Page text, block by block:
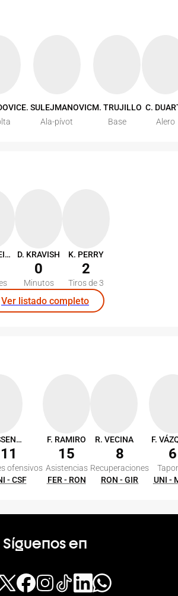
E. SULEJMANOVIC
Ala-pívot
M. TRUJILLO
Base
C.
Alero
J. BARREIRO D. KRAVISH
0
Minutos
K. PERRY
2
Tiros de 3
Ver listado completo
T. MASSENBURG
11
ofensivos
- CSF
F. RAMIRO
15
Asistencias
FER - RON
R. VECINA
8
Recuperaciones
RON - GIR
F.
6
UNI -
Síguenos en